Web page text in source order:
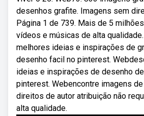
desenhos grafite. Imagens sem
Página 1 de 739. Mais de 5
vídeos e músicas de alta
melhores ideias e inspirações de
desenho facil no pinterest.
ideias e inspirações de desenho
pinterest. Webencontre imagens
direitos de autor atribuição não
alta qualidade.